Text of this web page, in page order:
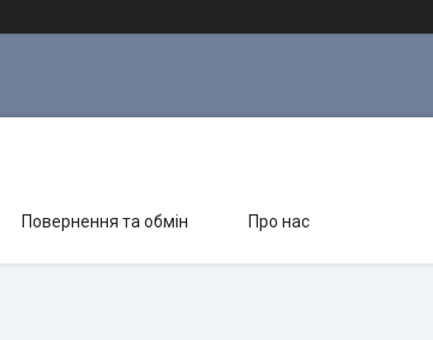
Повернення та обмін Про нас